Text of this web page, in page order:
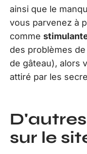
ainsi que le
vous parvenez à
comme
des problèmes
de gâteau), alors
attiré par les
sur le